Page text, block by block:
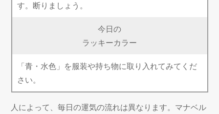
す。断りましょう。
今日の
ラッキーカラー
「青・水色」を服装や持ち物に取り入れてみてくだ
さい。
人によって、毎日の運気の流れは異なります。マナベル